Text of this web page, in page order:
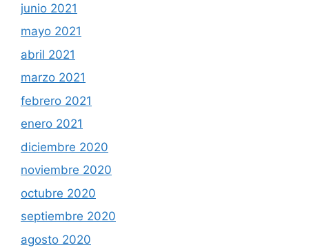
junio 2021
mayo 2021
abril 2021
marzo 2021
febrero 2021
enero 2021
diciembre 2020
noviembre 2020
octubre 2020
septiembre 2020
agosto 2020